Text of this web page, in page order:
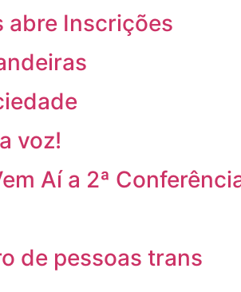
abre Inscrições
voz!
Aí a 2ª
de pessoas trans